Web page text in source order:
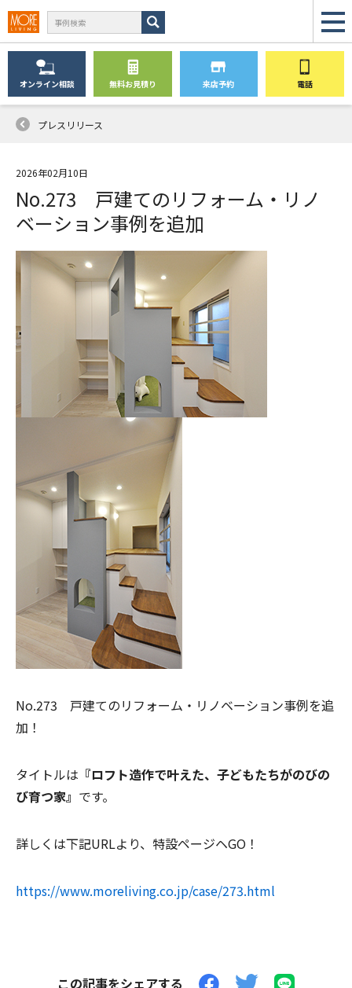
オンライン相談 無料お見積り 来店予約 電話
プレスリリース
2026年02月10日
No.273 戸建てのリフォーム・リノ
ベーション事例を追加
No.273 戸建てのリフォーム・リノベーション事例を追
加！
タイトルは 『ロフト造作で叶えた、子どもたちがのびの
び育つ家』 です。
詳しくは下記URLより、特設ページヘGO！
https://www.moreliving.co.jp/case/273.html
この記事をシェアする